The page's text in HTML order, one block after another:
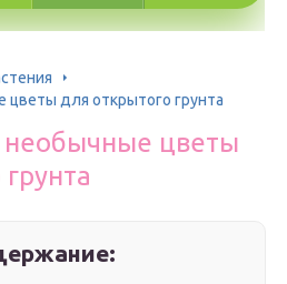
для открытого грунта
цветы